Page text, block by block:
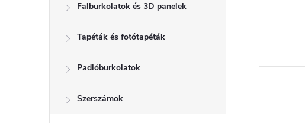
Falburkolatok és 3D panelek
Tapéták és fotótapéták
Padlóburkolatok
Szerszámok